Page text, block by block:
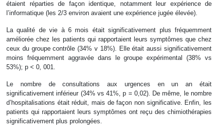
étaient réparties de façon identique, notamment leur expérience de
l’informatique (les 2/3 environ avaient une expérience jugée élevée).
La qualité de vie à 6 mois était significativement plus fréquemment
améliorée chez les patients qui rapportaient leurs symptômes que chez
ceux du groupe contrôle (34% v 18%). Elle était aussi significativement
moins fréquemment aggravée dans le groupe expérimental (38% vs
53%); p < 0, 001.
Le nombre de consultations aux urgences en un an était
significativement inférieur (34% vs 41%, p = 0,02). De même, le nombre
d’hospitalisations était réduit, mais de façon non significative. Enfin, les
patients qui rapportaient leurs symptômes ont reçu des chimiothérapies
significativement plus prolongées.